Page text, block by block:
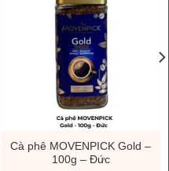
Cà phê MOVENPICK Gold –
100g – Đức